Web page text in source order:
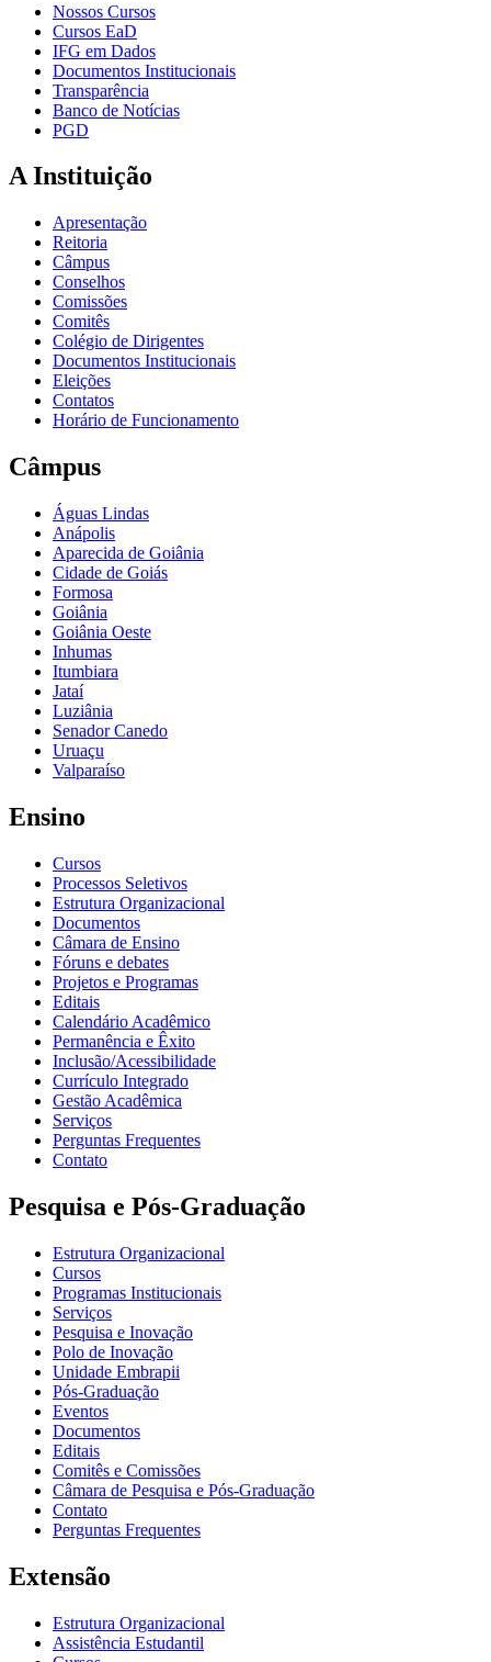
Nossos Cursos
Cursos EaD
IFG em Dados
Documentos Institucionais
Transparência
Banco de Notícias
PGD
A Instituição
Apresentação
Reitoria
Câmpus
Conselhos
Comissões
Comitês
Colégio de Dirigentes
Documentos Institucionais
Eleições
Contatos
Horário de Funcionamento
Câmpus
Águas Lindas
Anápolis
Aparecida de Goiânia
Cidade de Goiás
Formosa
Goiânia
Goiânia Oeste
Inhumas
Itumbiara
Jataí
Luziânia
Senador Canedo
Uruaçu
Valparaíso
Ensino
Cursos
Processos Seletivos
Estrutura Organizacional
Documentos
Câmara de Ensino
Fóruns e debates
Projetos e Programas
Editais
Calendário Acadêmico
Permanência e Êxito
Inclusão/Acessibilidade
Currículo Integrado
Gestão Acadêmica
Serviços
Perguntas Frequentes
Contato
Pesquisa e Pós-Graduação
Estrutura Organizacional
Cursos
Programas Institucionais
Serviços
Pesquisa e Inovação
Polo de Inovação
Unidade Embrapii
Pós-Graduação
Eventos
Documentos
Editais
Comitês e Comissões
Câmara de Pesquisa e Pós-Graduação
Contato
Perguntas Frequentes
Extensão
Estrutura Organizacional
Assistência Estudantil